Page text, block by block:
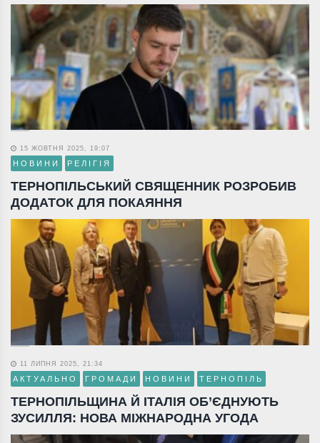
15 ЖОВТНЯ 2025, 19:07
НОВИНИ РЕЛІГІЯ
ТЕРНОПІЛЬСЬКИЙ СВЯЩЕННИК РОЗРОБИВ
ДОДАТОК ДЛЯ ПОКАЯННЯ
11 ЛИПНЯ 2025, 21:34
АКТУАЛЬНО ГРОМАДИ НОВИНИ ТЕРНОПІЛЬ
ТЕРНОПІЛЬЩИНА Й ІТАЛІЯ ОБ’ЄДНУЮТЬ
ЗУСИЛЛЯ: НОВА МІЖНАРОДНА УГОДА